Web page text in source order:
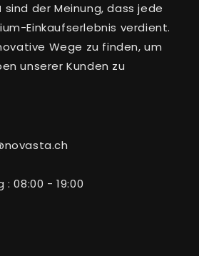
sind der Meinung, dass jede
Einkaufserlebnis verdient.
Wege zu finden, um
unserer Kunden zu
08:00 - 19:00